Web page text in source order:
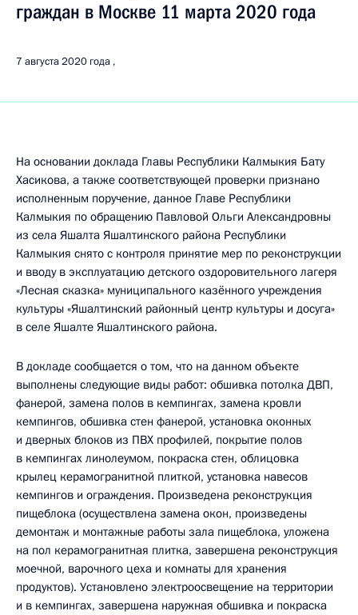
граждан в Москве 11 марта 2020 года
7 августа 2020 года
На основании доклада Главы Республики Калмыкия Бату
Хасикова, а также соответствующей проверки признано
исполненным поручение, данное Главе Республики
Калмыкия по обращению Павловой Ольги Александровны
из села Яшалта Яшалтинского района Республики
Калмыкия снято с контроля принятие мер по реконструкции
и вводу в эксплуатацию детского оздоровительного лагеря
«Лесная сказка» муниципального казённого учреждения
культуры «Яшалтинский районный центр культуры и досуга»
в селе Яшалте Яшалтинского района.
В докладе сообщается о том, что на данном объекте
выполнены следующие виды работ: обшивка потолка ДВП,
фанерой, замена полов в кемпингах, замена кровли
кемпингов, обшивка стен фанерой, установка оконных
и дверных блоков из ПВХ профилей, покрытие полов
в кемпингах линолеумом, покраска стен, облицовка
крылец керамогранитной плиткой, установка навесов
кемпингов и ограждения. Произведена реконструкция
пищеблока (осуществлена замена окон, произведены
демонтаж и монтажные работы зала пищеблока, уложена
на пол керамогранитная плитка, завершена реконструкция
моечной, варочного цеха и комнаты для хранения
продуктов). Установлено электроосвещение на территории
и в кемпингах, завершена наружная обшивка и покраска